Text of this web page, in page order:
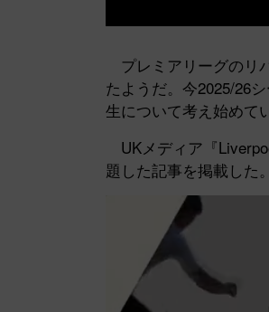
プレミアリーグのリ
たようだ。今2025/26
生について考え始めて
UKメディア『
題した記事を掲載した。